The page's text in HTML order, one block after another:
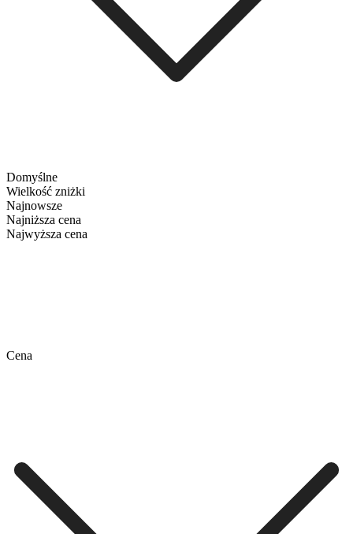
Domyślne
Wielkość zniżki
Najnowsze
Najniższa cena
Najwyższa cena
Cena